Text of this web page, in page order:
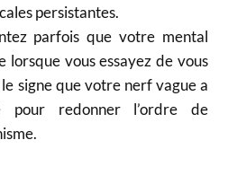
persistantes.
parfois que votre mental
lorsque vous essayez de vous
le signe que votre nerf vague a
pour redonner l’ordre de